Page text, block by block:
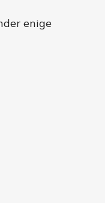
enige